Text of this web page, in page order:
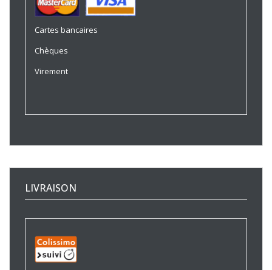
Cartes bancaires
Chèques
Virement
LIVRAISON